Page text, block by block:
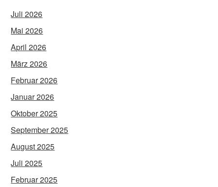
Juli 2026
Mai 2026
April 2026
März 2026
Februar 2026
Januar 2026
Oktober 2025
September 2025
August 2025
Juli 2025
Februar 2025